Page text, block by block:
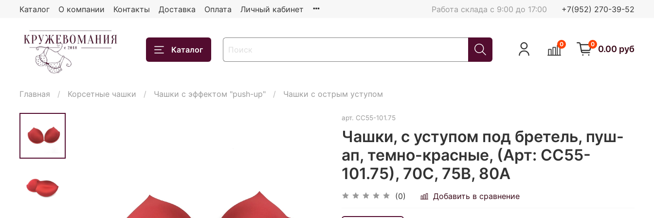
Каталог О компании Контакты Доставка Оплата Личный кабинет Работа склада с 9:00 до 17:00 +7(952) 270-39-52
Каталог
0 0 0.00 руб
Главная Корсетные чашки Чашки с эффектом "push-up" Чашки с острым уступом
арт. СС55-101.75
Чашки, с уступом под бретель, пуш-
ап, темно-красные, (Арт: СС55-
101.75), 70С, 75В, 80А
(0) Добавить в сравнение